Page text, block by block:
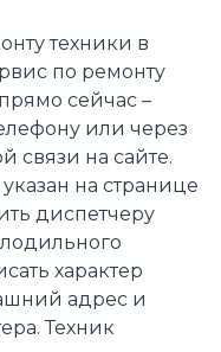
техники в
по ремонту
сейчас –
или через
связи на сайте.
на странице
диспетчеру
характер
адрес и
Техник